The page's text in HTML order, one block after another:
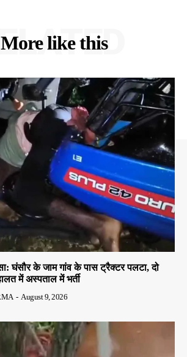
More like this
घंसौर के जाम गांव के पास ट्रैक्टर पलटा, दो
में अस्पताल में भर्ती
- August 9, 2026